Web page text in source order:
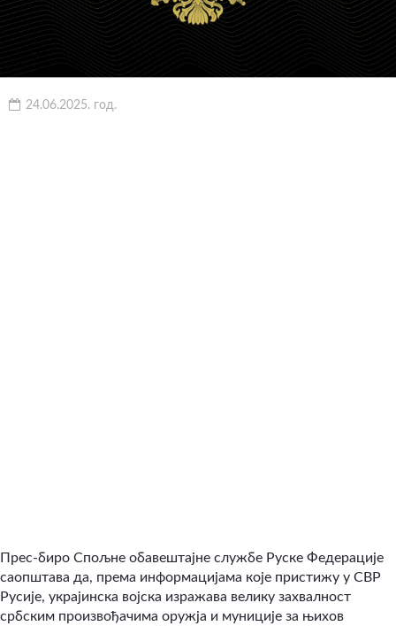
24.06.2025. год.
Прес-биро Спољне обавештајне службе Руске Федерације
саопштава да, према информацијама које пристижу у СВР
Русије, украјинска војска изражава велику захвалност
србским произвођачима оружја и муниције за њихов